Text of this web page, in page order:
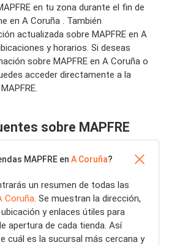
en tu zona durante el fin de
en A Coruña . También
actualizada sobre MAPFRE en A
y horarios. Si deseas
sobre MAPFRE en A Coruña o
acceder directamente a la
sobre MAPFRE
MAPFRE en A Coruña?
un resumen de todas las
Coruña. Se muestran la dirección,
y enlaces útiles para
apertura de cada tienda. Así
cuál es la sucursal más cercana y